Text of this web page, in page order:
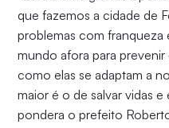
que fazemos a cidade de
problemas com franqueza
mundo afora para
como elas se adaptam a
maior é o de salvar vidas e
pondera o prefeito